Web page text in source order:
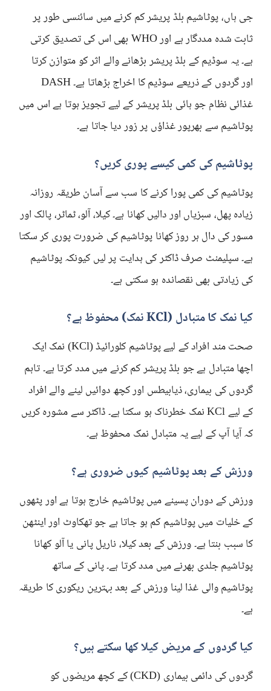
جی ہاں، پوٹاشیم بلڈ پریشر کم کرنے میں سائنسی طور پر
ثابت شدہ مددگار ہے اور WHO بھی اس کی تصدیق کرتی
ہے۔ یہ سوڈیم کے بلڈ پریشر بڑھانے والے اثر کو متوازن کرتا
اور گردوں کے ذریعے سوڈیم کا اخراج بڑھاتا ہے۔ DASH
غذائی نظام جو ہائی بلڈ پریشر کے لیے تجویز ہوتا ہے اس میں
پوٹاشیم سے بھرپور غذاؤں پر زور دیا جاتا ہے۔
پوٹاشیم کی کمی کیسے پوری کریں؟
پوٹاشیم کی کمی پورا کرنے کا سب سے آسان طریقہ روزانہ
زیادہ پھل، سبزیاں اور دالیں کھانا ہے۔ کیلا، آلو، ٹماٹر، پالک اور
مسور کی دال ہر روز کھانا پوٹاشیم کی ضرورت پوری کر سکتا
ہے۔ سپلیمنٹ صرف ڈاکٹر کی ہدایت پر لیں کیونکہ پوٹاشیم
کی زیادتی بھی نقصاندہ ہو سکتی ہے۔
کیا نمک کا متبادل (KCl نمک) محفوظ ہے؟
صحت مند افراد کے لیے پوٹاشیم کلورائیڈ (KCl) نمک ایک
اچھا متبادل ہے جو بلڈ پریشر کم کرنے میں مدد کرتا ہے۔ تاہم
گردوں کی بیماری، ذیابیطس اور کچھ دوائیں لینے والے افراد
کے لیے KCl نمک خطرناک ہو سکتا ہے۔ ڈاکٹر سے مشورہ کریں
کہ آیا آپ کے لیے یہ متبادل نمک محفوظ ہے۔
ورزش کے بعد پوٹاشیم کیوں ضروری ہے؟
ورزش کے دوران پسینے میں پوٹاشیم خارج ہوتا ہے اور پٹھوں
کے خلیات میں پوٹاشیم کم ہو جاتا ہے جو تھکاوٹ اور اینٹھن
کا سبب بنتا ہے۔ ورزش کے بعد کیلا، ناریل پانی یا آلو کھانا
پوٹاشیم جلدی بھرنے میں مدد کرتا ہے۔ پانی کے ساتھ
پوٹاشیم والی غذا لینا ورزش کے بعد بہترین ریکوری کا طریقہ
ہے۔
کیا گردوں کے مریض کیلا کھا سکتے ہیں؟
گردوں کی دائمی بیماری (CKD) کے کچھ مریضوں کو